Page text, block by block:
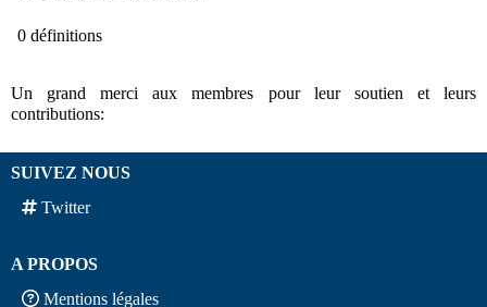
0 définitions
Un grand merci aux membres pour leur soutien et leurs
contributions:
SUIVEZ NOUS
Twitter
A PROPOS
Mentions légales